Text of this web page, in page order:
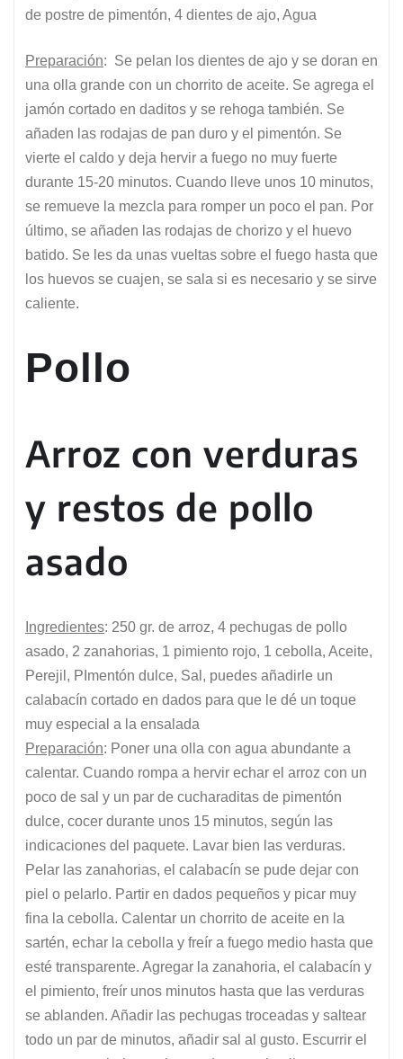
de postre de pimentón, 4 dientes de ajo, Agua
Preparación: Se pelan los dientes de ajo y se doran en
una olla grande con un chorrito de aceite. Se agrega el
jamón cortado en daditos y se rehoga también. Se
añaden las rodajas de pan duro y el pimentón. Se
vierte el caldo y deja hervir a fuego no muy fuerte
durante 15-20 minutos. Cuando lleve unos 10 minutos,
se remueve la mezcla para romper un poco el pan. Por
último, se añaden las rodajas de chorizo y el huevo
batido. Se les da unas vueltas sobre el fuego hasta que
los huevos se cuajen, se sala si es necesario y se sirve
caliente.
Pollo
Arroz con verduras
y restos de pollo
asado
Ingredientes: 250 gr. de arroz, 4 pechugas de pollo
asado, 2 zanahorias, 1 pimiento rojo, 1 cebolla, Aceite,
Perejil, PImentón dulce, Sal, puedes añadirle un
calabacín cortado en dados para que le dé un toque
muy especial a la ensalada
Preparación: Poner una olla con agua abundante a
calentar. Cuando rompa a hervir echar el arroz con un
poco de sal y un par de cucharaditas de pimentón
dulce, cocer durante unos 15 minutos, según las
indicaciones del paquete. Lavar bien las verduras.
Pelar las zanahorias, el calabacín se pude dejar con
piel o pelarlo. Partir en dados pequeños y picar muy
fina la cebolla. Calentar un chorrito de aceite en la
sartén, echar la cebolla y freír a fuego medio hasta que
esté transparente. Agregar la zanahoria, el calabacín y
el pimiento, freír unos minutos hasta que las verduras
se ablanden. Añadir las pechugas troceadas y saltear
todo un par de minutos, añadir sal al gusto. Escurrir el